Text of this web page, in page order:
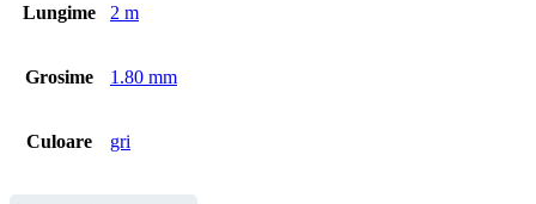
Lungime 2 m
Grosime 1.80 mm
Culoare gri